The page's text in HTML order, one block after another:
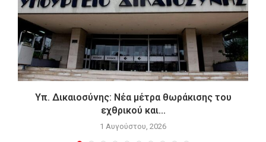
Υπ. Δικαιοσύνης: Νέα μέτρα θωράκισης του
εχθρικού και...
1 Αυγούστου, 2026